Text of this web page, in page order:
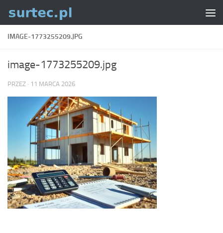
Skip to content
IMAGE-1773255209.JPG
image-1773255209.jpg
PRZEZ · 11 MARCA 2026